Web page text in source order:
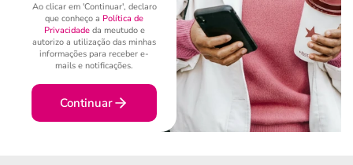
Ao clicar em 'Continuar', declaro
que conheço a Política de
Privacidadeda meutudo e
autorizo a utilização das minhas
informações para receber e-
mails e notificações.
Continuar